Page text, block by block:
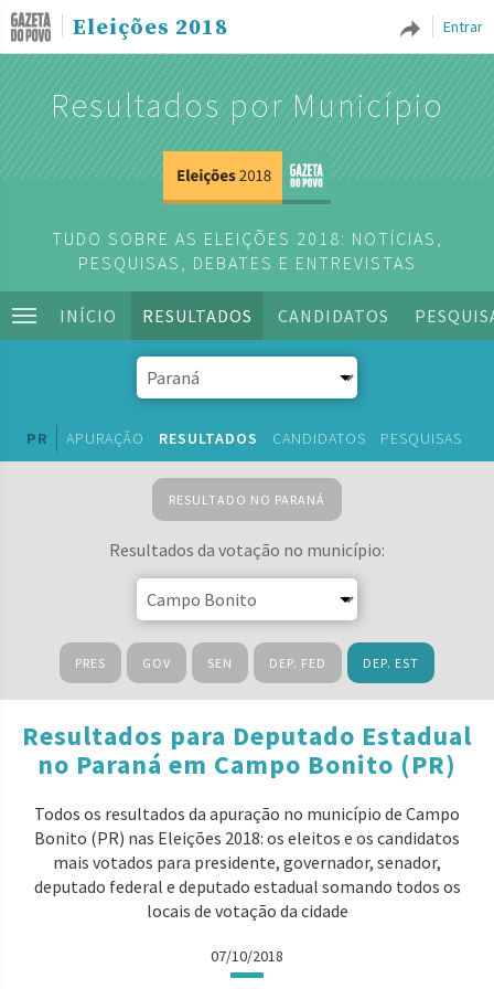
Entrar
Eleições 2018
Resultados por Município
TUDO SOBRE AS ELEIÇÕES 2018: NOTÍCIAS,
PESQUISAS, DEBATES E ENTREVISTAS
INÍCIO RESULTADOS CANDIDATOS
PR APURAÇÃO RESULTADOS CANDIDATOS PESQUISAS
RESULTADO NO PARANÁ
Resultados da votação no município:
PRES GOV SEN DEP. FED DEP. EST
Resultados para Deputado Estadual
no Paraná em Campo Bonito (PR)
Todos os resultados da apuração no município de Campo
Bonito (PR) nas Eleições 2018: os eleitos e os candidatos
mais votados para presidente, governador, senador,
deputado federal e deputado estadual somando todos os
locais de votação da cidade
07/10/2018